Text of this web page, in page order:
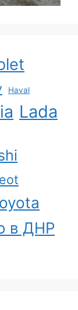
Haval
Lada
в ДНР